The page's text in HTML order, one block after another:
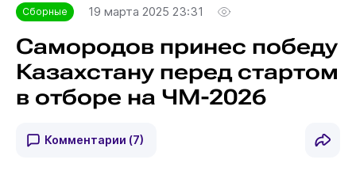
Сборные 19 марта 2025 23:31
Самородов принес победу
Казахстану перед стартом
в отборе на ЧМ-2026
Комментарии (7)